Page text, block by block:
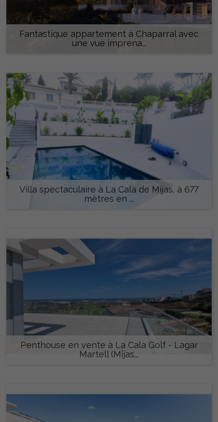
Fantastique appartement à Chaparral avec
une vue imprena...
Villa spectaculaire à La Cala de Mijas, à 677
mètres en ...
Penthouse en vente à La Cala Golf - Lagar
Martell (Mijas...